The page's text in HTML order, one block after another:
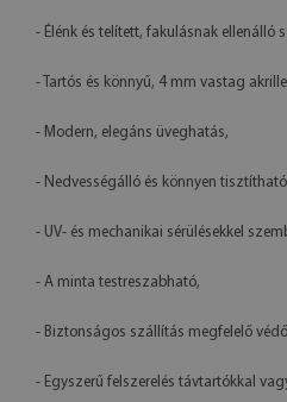
- Élénk és telített, fakulásnak ellenálló
- Tartós és könnyű, 4 mm vastag
- Modern, elegáns üveghatás,
- Nedvességálló és könnyen
- UV- és mechanikai sérülésekkel
- A minta testreszabható,
- Biztonságos szállítás megfelelő
- Egyszerű felszerelés távtartókkal